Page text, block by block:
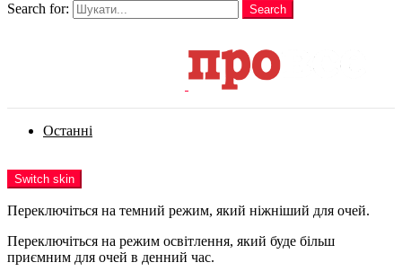
Search for:
Search
Останні
Switch skin
Переключіться на темний режим, який ніжніший для очей.
Переключіться на режим освітлення, який буде більш
приємним для очей в денний час.